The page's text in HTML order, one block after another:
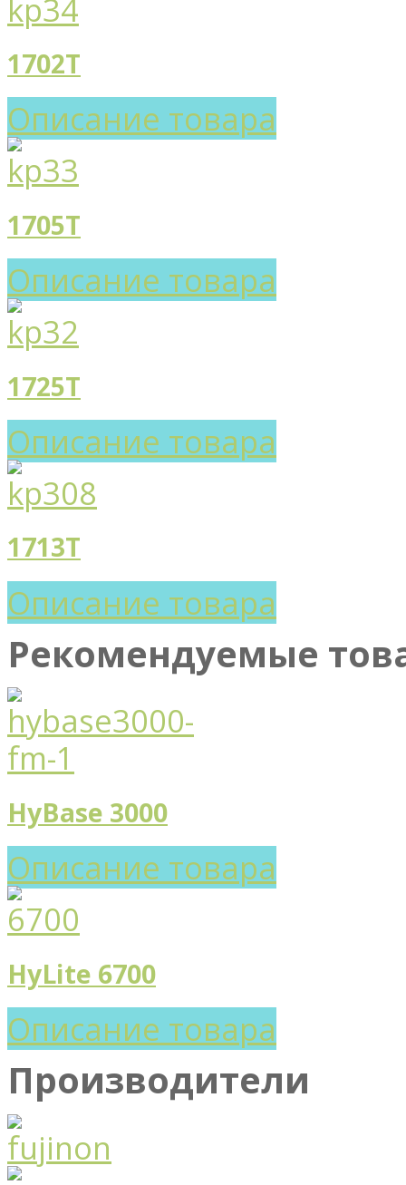
1702T
Описание товара
1705T
Описание товара
1725T
Описание товара
1713T
Описание товара
Рекомендуемые
HyBase 3000
Описание товара
HyLite 6700
Описание товара
Производители